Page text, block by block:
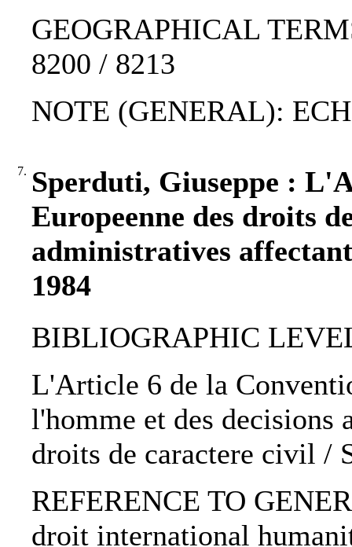
GEOGRAPHICAL
8200 / 8213
NOTE (GENERAL):
7. Sperduti, Giuseppe :
Europeenne des droits
administratives
1984
BIBLIOGRAPHIC
L'Article 6 de la
l'homme et des decisions
droits de caractere civil /
REFERENCE TO
droit international